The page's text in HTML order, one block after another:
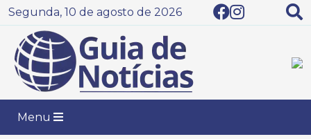
Segunda, 10 de agosto de 2026
Menu